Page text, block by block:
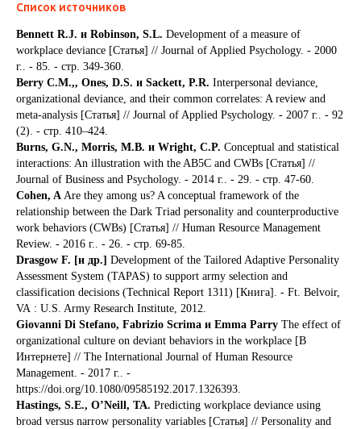
Список источников
Bennett R.J. и Robinson, S.L. Development of a measure of
workplace deviance [Статья] // Journal of Applied Psychology. - 2000
г.. - 85. - стр. 349-360.
Berry C.M.,, Ones, D.S. и Sackett, P.R. Interpersonal deviance,
organizational deviance, and their common correlates: A review and
meta-analysis [Статья] // Journal of Applied Psychology. - 2007 г.. - 92
(2). - стр. 410–424.
Burns, G.N., Morris, M.B. и Wright, C.P. Conceptual and statistical
interactions: An illustration with the AB5C and CWBs [Статья] //
Journal of Business and Psychology. - 2014 г.. - 29. - стр. 47-60.
Cohen, A Are they among us? A conceptual framework of the
relationship between the Dark Triad personality and counterproductive
work behaviors (CWBs) [Статья] // Human Resource Management
Review. - 2016 г.. - 26. - стр. 69-85.
Drasgow F. [и др.] Development of the Tailored Adaptive Personality
Assessment System (TAPAS) to support army selection and
classification decisions (Technical Report 1311) [Книга]. - Ft. Belvoir,
VA : U.S. Army Research Institute, 2012.
Giovanni Di Stefano, Fabrizio Scrima и Emma Parry The effect of
organizational culture on deviant behaviors in the workplace [В
Интернете] // The International Journal of Human Resource
Management. - 2017 г.. -
https://doi.org/10.1080/09585192.2017.1326393.
Hastings, S.E., O’Neill, TA. Predicting workplace deviance using
broad versus narrow personality variables [Статья] // Personality and